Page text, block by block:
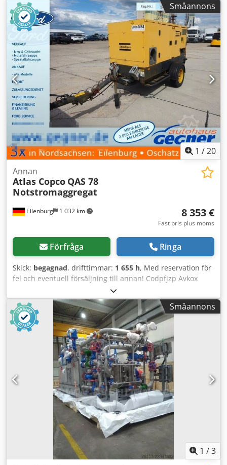
Småannons
1 /20
Eilenburg 1 032 km
Annan
Atlas Copco QAS 78
Notstromaggregat
8 353 €
Fast pris plus moms
Förfråga Ringa
Skick: begagnad, drifttimmar: 1 655 h, Med reservation för
fel och eventuell försäljning till annan! Codpfjzp Avkox
Adpjrf Internt nummer: 1433. PERKINS-motor. Fordonet är i
originalskick! Leverans i hela landet mot en extra kostnad.
Med reservation för fel och eventuell försäljning till annan.
Vi tar gärna emot ditt fordon i inbyte. Finansiering/leasing
är möjligt även utan kontantinsats! Har du ytterligare
frågor? Vi hjälper dig gärna!
Småannons
1 /3